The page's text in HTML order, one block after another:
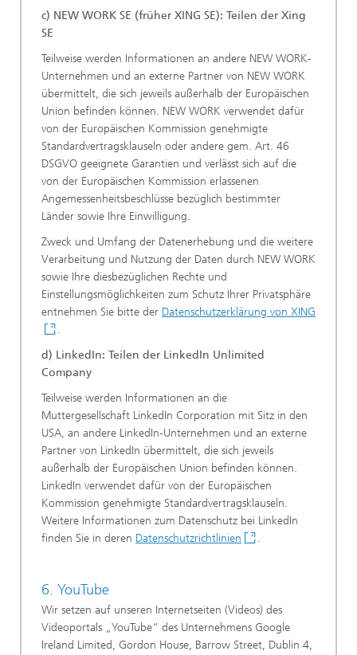
c) NEW WORK SE (früher XING SE): Teilen der Xing
SE
Teilweise werden Informationen an andere NEW WORK-
Unternehmen und an externe Partner von NEW WORK
übermittelt, die sich jeweils außerhalb der Europäischen
Union befinden können. NEW WORK verwendet dafür
von der Europäischen Kommission genehmigte
Standardvertragsklauseln oder andere gem. Art. 46
DSGVO geeignete Garantien und verlässt sich auf die
von der Europäischen Kommission erlassenen
Angemessenheitsbeschlüsse bezüglich bestimmter
Länder sowie Ihre Einwilligung.
Zweck und Umfang der Datenerhebung und die weitere
Verarbeitung und Nutzung der Daten durch NEW WORK
sowie Ihre diesbezüglichen Rechte und
Einstellungsmöglichkeiten zum Schutz Ihrer Privatsphäre
entnehmen Sie bitte der Datenschutzerklärung von XING
.
d) LinkedIn: Teilen der LinkedIn Unlimited
Company
Teilweise werden Informationen an die
Muttergesellschaft LinkedIn Corporation mit Sitz in den
USA, an andere LinkedIn-Unternehmen und an externe
Partner von LinkedIn übermittelt, die sich jeweils
außerhalb der Europäischen Union befinden können.
LinkedIn verwendet dafür von der Europäischen
Kommission genehmigte Standardvertragsklauseln.
Weitere Informationen zum Datenschutz bei LinkedIn
finden Sie in deren Datenschutzrichtlinien .
6. YouTube
Wir setzen auf unseren Internetseiten (Videos) des
Videoportals „YouTube“ des Unternehmens Google
Ireland Limited, Gordon House, Barrow Street, Dublin 4,